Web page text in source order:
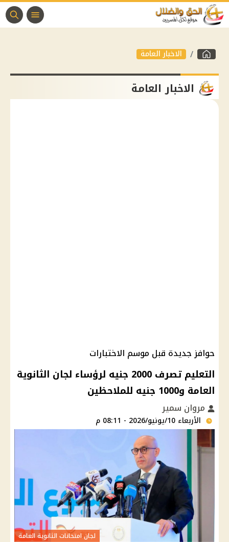
الاخبار العامة
الاخبار العامة
حوافز جديدة قبل موسم الاختبارات
التعليم تصرف 2000 جنيه لرؤساء لجان الثانوية
العامة و1000 جنيه للملاحظين
مروان سمير
الأربعاء 10/يونيو/2026 - 08:11 م
لجان امتحانات الثانوية العامة